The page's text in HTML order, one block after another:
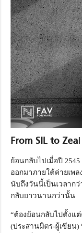
From SIL to Zeal
ย้อนกลับไปเมื่อปี
ออกมาภายใต้ค่ายเพล
นับถึงวันนี้เป็นเวลาก
กลับยาวนานกว่านั้น
“ต้องย้อนกลับไปตั้งแ
(ประสานมิตร-ผู้เขียน)